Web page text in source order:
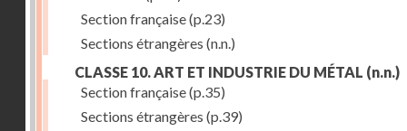
Section française(p.23)
Sections étrangères (n.n.)
CLASSE 10. ART ET INDUSTRIE DU MÉTAL (n.n.)
Section française(p.35)
Sections étrangères (p.39)